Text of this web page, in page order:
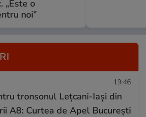
„Este o
noi”
19:46
tronsonul Lețcani-Iași din
A8: Curtea de Apel București